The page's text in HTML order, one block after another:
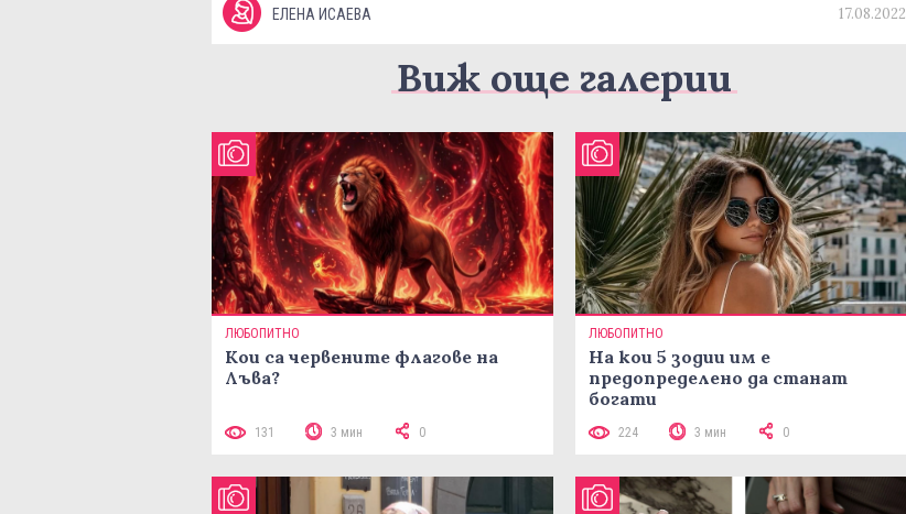
ЕЛЕНА ИСАЕВА 17.08.2022
Виж още галерии
ЛЮБОПИТНО
Кои са червените флагове на
Лъва?
131 3 мин 0
ЛЮБОПИТНО
На кои 5 зодии им е
предопределено да станат
богати
224 3 мин 0